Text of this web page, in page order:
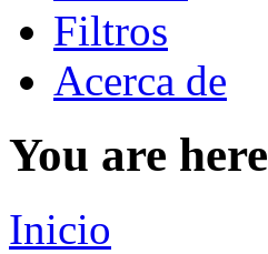
Filtros
Acerca de
You are here
Inicio